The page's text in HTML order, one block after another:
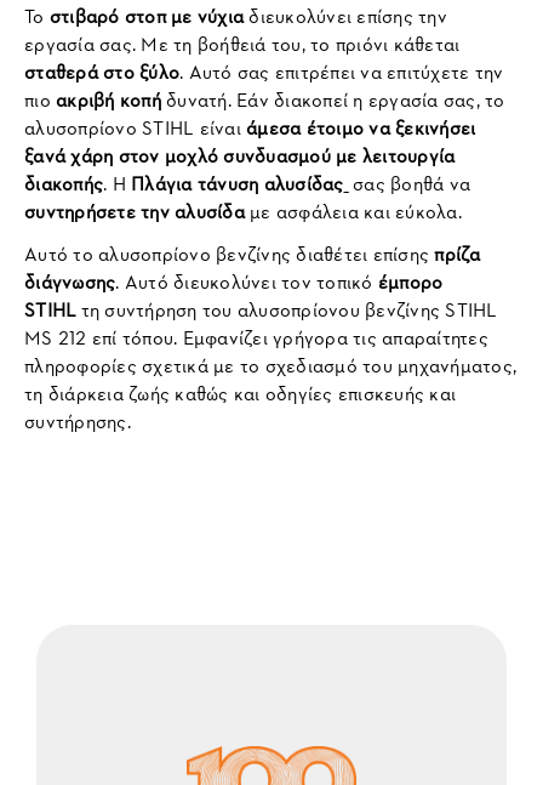
Το στιβαρό στοπ με νύχιαδιευκολύνει επίσης την
εργασία σας. Με τη βοήθειά του, το πριόνι κάθεται
σταθερά στο ξύλο. Αυτό σας επιτρέπει να επιτύχετε την
πιο ακριβή κοπήδυνατή. Εάν διακοπεί η εργασία σας, το
αλυσοπρίονο STIHL είναιάμεσα έτοιμο να ξεκινήσει
ξανά χάρη στον μοχλό συνδυασμού με λειτουργία
διακοπής. Η Πλάγια τάνυση αλυσίδας σας βοηθά να
συντηρήσετε την αλυσίδαμε ασφάλεια και εύκολα.
Αυτό το αλυσοπρίονο βενζίνης διαθέτει επίσηςπρίζα
διάγνωσης. Αυτό διευκολύνει τον τοπικό έμπορο
STIHLτη συντήρηση του αλυσοπρίονου βενζίνης STIHL
MS 212 επί τόπου. Εμφανίζει γρήγορα τις απαραίτητες
πληροφορίες σχετικά με το σχεδιασμό του μηχανήματος,
τη διάρκεια ζωής καθώς και οδηγίες επισκευής και
συντήρησης.